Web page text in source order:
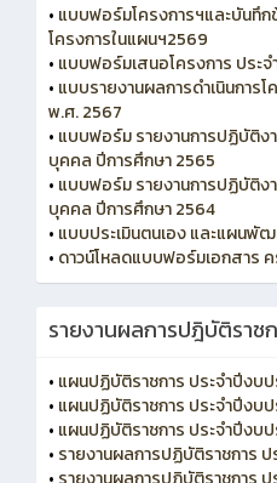
• แบบฟอร์มโครงการฯและบันทึ
โครงการในแผนฯ2569
• แบบฟอร์มเสนอโครงการ ประ
• แบบรายงานผลการดำเนินการ
พ.ศ. 2567
• แบบฟอร์ม รายงานการปฏิบัติง
บุคคล ปีการศึกษา 2565
• แบบฟอร์ม รายงานการปฏิบัติง
บุคคล ปีการศึกษา 2564
• แบบประเมินตนเอง และแผนพั
• ดาวน์โหลดแบบฟอร์มเอกสาร
รายงานผลการปฎิบัติราช
• แผนปฏิบัติราชการ ประจำปีงบ
• แผนปฏิบัติราชการ ประจำปีงบ
• แผนปฏิบัติราชการ ประจำปีงบ
• รายงานผลการปฏิบัติราชการ